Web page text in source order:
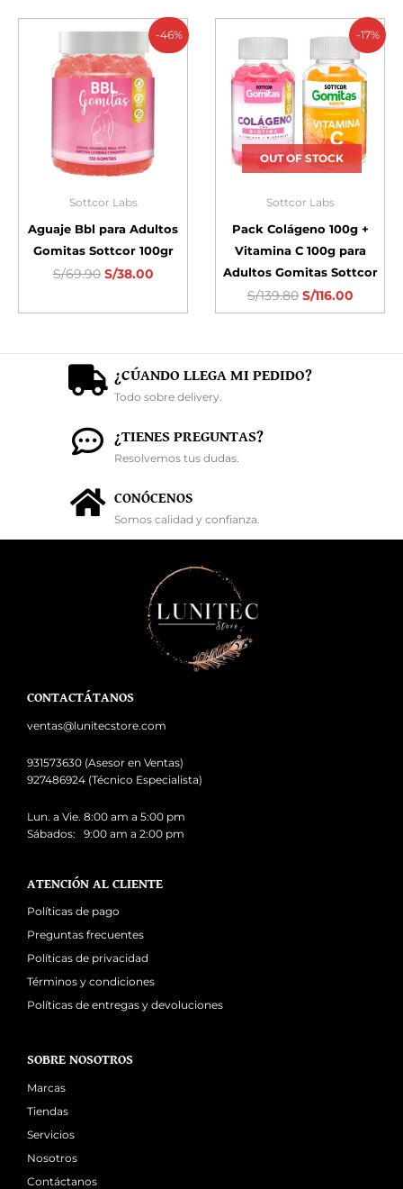
-46%
Sottcor Labs
Aguaje Bbl para Adultos
Gomitas Sottcor 100gr
S/69.90 S/38.00
-17%
OUT OF STOCK
Sottcor Labs
Pack Colágeno 100g +
Vitamina C 100g para
Adultos Gomitas Sottcor
S/139.80 S/116.00
¿CÚANDO LLEGA MI PEDIDO?
Todo sobre delivery.
¿TIENES PREGUNTAS?
Resolvemos tus dudas.
CONÓCENOS
Somos calidad y confianza.
CONTACTÁTANOS
ventas@lunitecstore.com
931573630 (Asesor en Ventas)
927486924 (Técnico Especialista)
Lun. a Vie. 8:00 am a 5:00 pm
Sábados: 9:00 am a 2:00 pm
ATENCIÓN AL CLIENTE
Políticas de pago
Preguntas frecuentes
Políticas de privacidad
Términos y condiciones
Políticas de entregas y devoluciones
SOBRE NOSOTROS
Marcas
Tiendas
Servicios
Nosotros
Contáctanos